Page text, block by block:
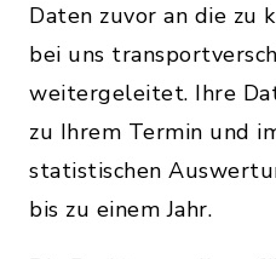
Daten zuvor an die zu
bei uns
weitergeleitet. Ihre
zu Ihrem Termin und
statistischen
bis zu einem Jahr.